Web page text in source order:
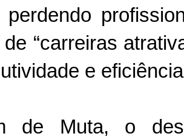
perdendo
“carreiras
e
de Muta, o